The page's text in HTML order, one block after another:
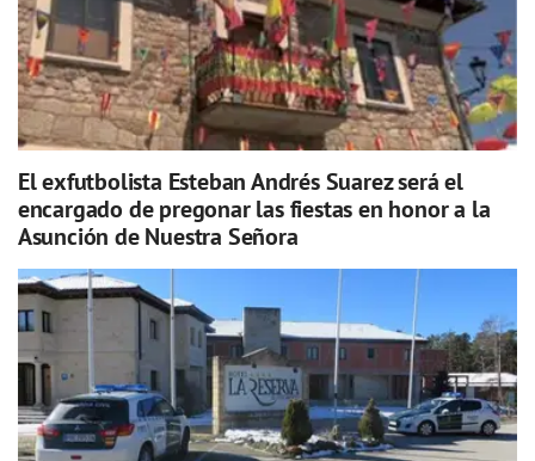
El exfutbolista Esteban Andrés Suarez será el
encargado de pregonar las fiestas en honor a la
Asunción de Nuestra Señora